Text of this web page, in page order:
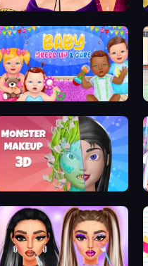
New Year Makeup Trends
Baby Dress Up
Monster Makeup 3D